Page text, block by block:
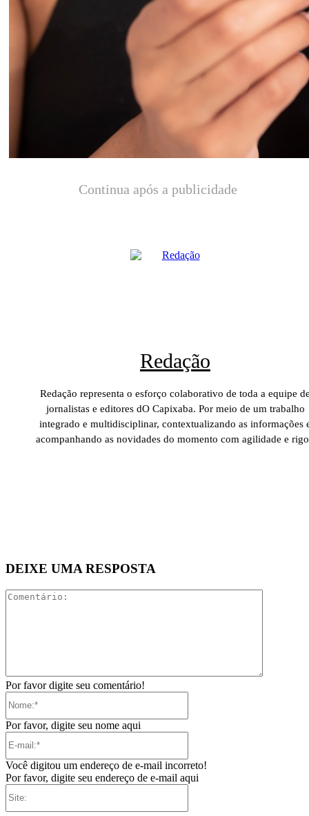
Continua após a publicidade
Redação
Redação representa o esforço colaborativo de toda a equipe
jornalistas e editores dO Capixaba. Por meio de um trabalho
integrado e multidisciplinar, contextualizando as informações
acompanhando as novidades do momento com agilidade e
DEIXE UMA RESPOSTA
Por favor digite seu comentário!
Por favor, digite seu nome aqui
Você digitou um endereço de e-mail incorreto!
Por favor, digite seu endereço de e-mail aqui